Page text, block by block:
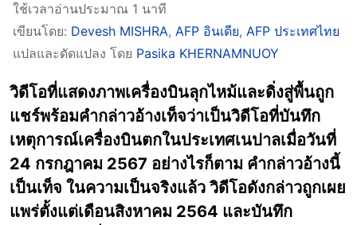
ใช้เวลาอ่านประมาณ 1 นาที
เขียนโดย: Devesh MISHRA, AFP อินเดีย, AFP ประเทศไทย
แปลและดัดแปลง โดย Pasika KHERNAMNUOY
วิดีโอที่แสดงภาพเครื่องบินลุกไหม้และดิ่งสู่พื้นถูก
แชร์พร้อมคำกล่าวอ้างเท็จว่าเป็นวิดีโอที่บันทึก
เหตุการณ์เครื่องบินตกในประเทศเนปาลเมื่อวันที่
24 กรกฎาคม 2567 อย่างไรก็ตาม คำกล่าวอ้างนี้
เป็นเท็จ ในความเป็นจริงแล้ว วิดีโอดังกล่าวถูกเผย
แพร่ตั้งแต่เดือนสิงหาคม 2564 และบันทึก